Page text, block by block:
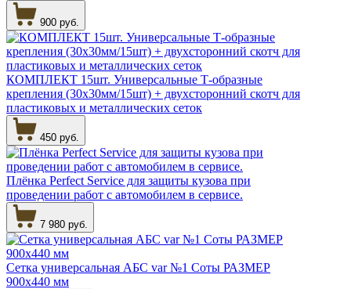
900 руб.
КОМПЛЕКТ 15шт. Универсальные Т-образные
крепления (30х30мм/15шт) + двухсторонний скотч для
пластиковых и металлических сеток
450 руб.
Плёнка Perfect Service для защиты кузова при
проведении работ с автомобилем в сервисе.
7 980 руб.
Сетка универсальная АБС var №1 Соты РАЗМЕР
900х440 мм